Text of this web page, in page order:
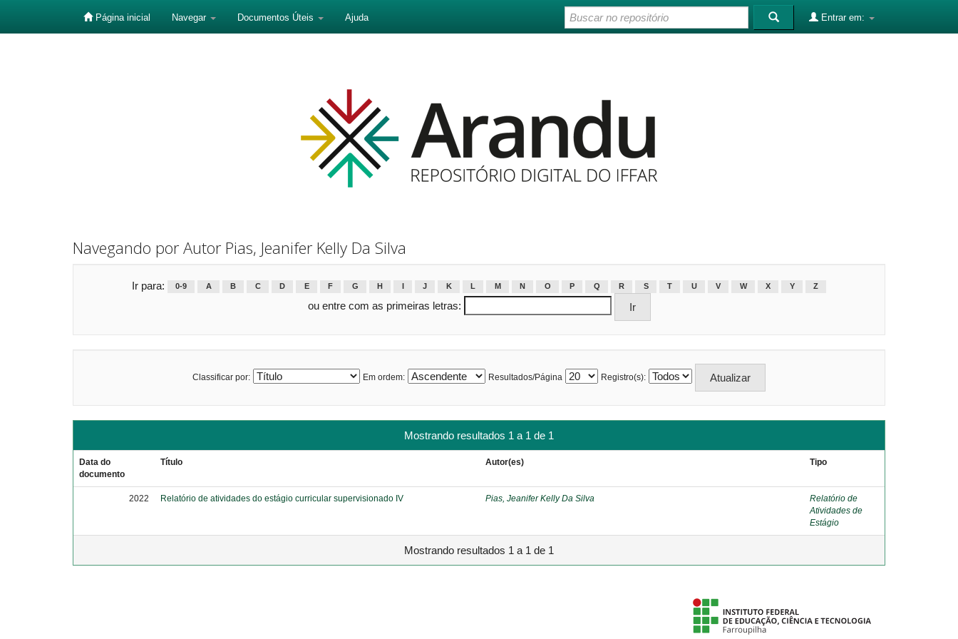
Página inicial Navegar Documentos Úteis Ajuda Entrar em:
Navegando por Autor Pias, Jeanifer Kelly Da Silva
Ir para: 0-9 A B C D E F G H J K L M N O P Q R S T U V W X Y Z
ou entre com as primeiras letras:
Classificar por: Em ordem: Resultados/Página Registro(s):
Mostrando resultados 1 a 1 de 1
Data do
documento
Título Autor(es) Tipo
2022 Relatório de atividades do estágio curricular supervisionado IV Pias, Jeanifer Kelly Da Silva
Relatório de
Atividades de
Estágio
Mostrando resultados 1 a 1 de 1